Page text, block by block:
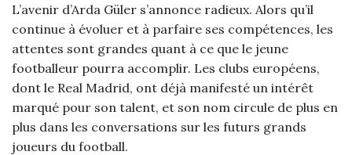
L’avenir d’Arda Güler s’annonce radieux. Alors qu’il
continue à évoluer et à parfaire ses compétences, les
attentes sont grandes quant à ce que le jeune
footballeur pourra accomplir. Les clubs européens,
dont le Real Madrid, ont déjà manifesté un intérêt
marqué pour son talent, et son nom circule de plus en
plus dans les conversations sur les futurs grands
joueurs du football.